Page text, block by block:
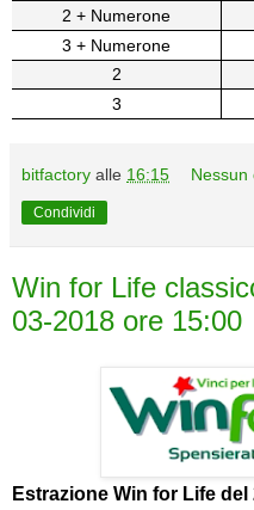
2 + Numerone
3 + Numerone
2
3
bitfactory alle 16:15 Nessun
Condividi
Win for Life
03-2018 ore 15:00
Estrazione Win for Life del